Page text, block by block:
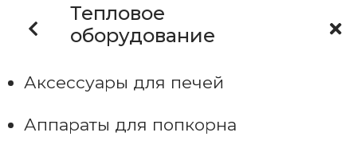
Тепловое
оборудование
Аксессуары для печей
Аппараты для попкорна